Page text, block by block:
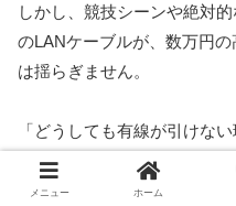
しかし、競技シーンや絶対
のLANケーブルが、数万円
は揺らぎません。
「どうしても有線が引けな
Fi 7は非常に優秀ですが、有
線を選ぶべきです。
メニュー ホーム